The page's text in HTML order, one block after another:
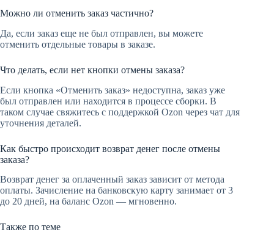
Можно ли отменить заказ частично?
Да, если заказ еще не был отправлен, вы можете
отменить отдельные товары в заказе.
Что делать, если нет кнопки отмены заказа?
Если кнопка «Отменить заказ» недоступна, заказ уже
был отправлен или находится в процессе сборки. В
таком случае свяжитесь с поддержкой Ozon через чат для
уточнения деталей.
Как быстро происходит возврат денег после отмены
заказа?
Возврат денег за оплаченный заказ зависит от метода
оплаты. Зачисление на банковскую карту занимает от 3
до 20 дней, на баланс Ozon — мгновенно.
Также по теме